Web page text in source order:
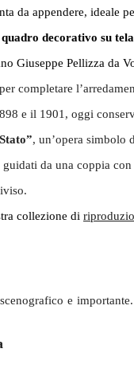
da appendere, ideale
quadro decorativo su tela
Giuseppe Pellizza da
completare
e il 1901, oggi
, un’opera simbolo
da una coppia
collezione di
e